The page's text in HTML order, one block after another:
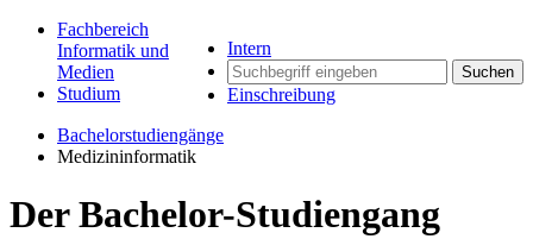
Intern
Suchen
Einschreibung
Fachbereich
Informatik und
Medien
Studium
Bachelorstudiengänge
Medizininformatik
Der Bachelor-Studiengang